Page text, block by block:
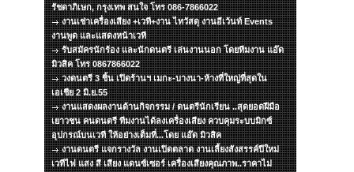
รัชดาภิเษก, กรุงเทพ สนใจ โทร 086-7866022
งานเช่าเครื่องเสียง +เวที+งาน ไทวัสดุ งานอีเว้นท์ Events
งานพูด และแสดงหน้าเวที
รับสมัครนักร้อง และนักดนตรี เล่นงานนอก โดยทีมงาน แอ๊ด
มิวสิค โทร 0867866022
วงดนตรี 3 ชิ้น เปิดร้านฯ เมกะ-บางนา-ห้างที่ใหญ่ที่สุดใน
เอเชีย 2 มิ.ย.55
งานแสดงผลงานด้านกิจกรรม / ดนตรีนักเรียน ..สุดยอดฝีมือ
เยาวชน คนดนตรี ทีมงานได้ลงเครื่องเสียง ควบคุมระบบมิกซ์
อุปกรณ์บนเวที ให้อย่างเต็มที่...โดย แอ๊ด มิวสิค
งานดนตรี แจกรางวัล งานเปิดตลาด งานเลี้ยงสังสรรค์ปีใหม่
เวทีไฟ แสง สี เสียง แดนซ์เซอร์ เครื่องเสียงคุณภาพ..ราคาไม่